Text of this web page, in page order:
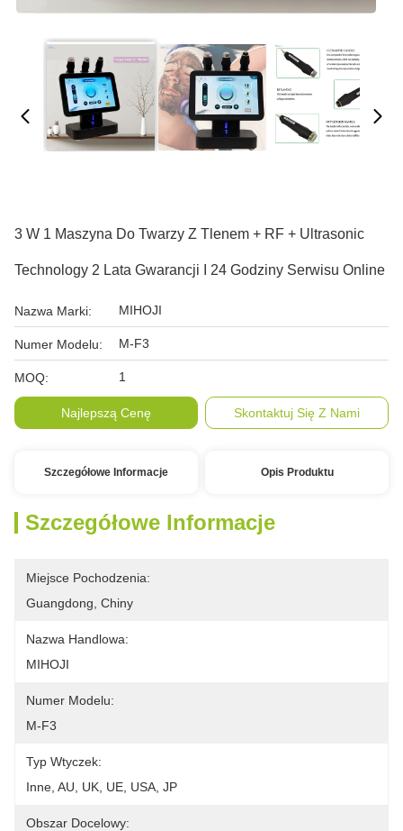
3 W 1 Maszyna Do Twarzy Z Tlenem + RF + Ultrasonic
Technology 2 Lata Gwarancji I 24 Godziny Serwisu Online
Nazwa Marki: MIHOJI
Numer Modelu: M-F3
MOQ: 1
Najlepszą Cenę Skontaktuj Się Z Nami
Szczegółowe Informacje Opis Produktu
Szczegółowe Informacje
Miejsce Pochodzenia:
Guangdong, Chiny
Nazwa Handlowa:
MIHOJI
Numer Modelu:
M-F3
Typ Wtyczek:
Inne, AU, UK, UE, USA, JP
Obszar Docelowy: